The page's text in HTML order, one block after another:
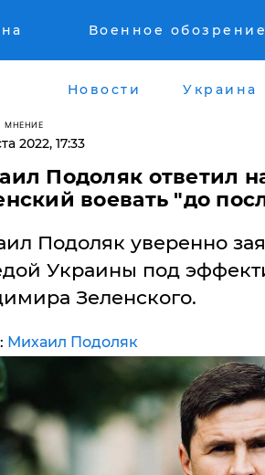
Военное обозрение
Новости Украина
МНЕНИЕ
2022, 17:33
Подоляк ответил
воевать "до
Подоляк уверенно
Украины под
Зеленского.
Михаил Подоляк